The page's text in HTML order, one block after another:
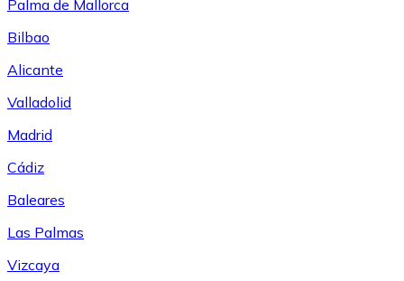
Palma de Mallorca
Bilbao
Alicante
Valladolid
Madrid
Cádiz
Baleares
Las Palmas
Vizcaya